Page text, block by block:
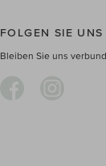
FOLGEN SIE
Bleiben Sie uns